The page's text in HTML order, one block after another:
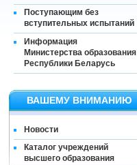
Поступающим без
вступительных испытаний
Информация
Министерства образования
Республики Беларусь
ВАШЕМУ ВНИМАНИЮ
Новости
Каталог учреждений
высшего образования